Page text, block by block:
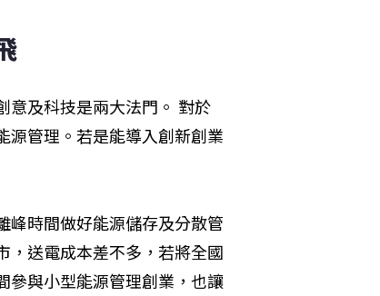
意及科技是兩大法門。 對於
源管理。若是能導入創新創業
峰時間做好能源儲存及分散管
，送電成本差不多，若將全國
參與小型能源管理創業，也讓